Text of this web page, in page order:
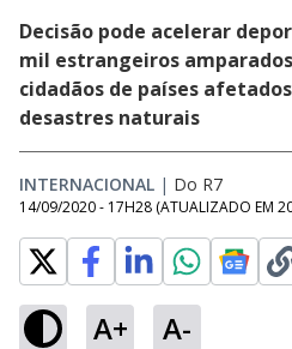
Decisão pode acelerar
mil estrangeiros
cidadãos de países
desastres naturais
INTERNACIONAL | Do R7
14/09/2020 - 17H28 (ATUALIZADO EM
A+ A-